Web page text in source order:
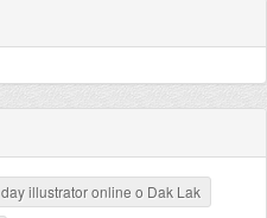
day illustrator online o Dak Lak